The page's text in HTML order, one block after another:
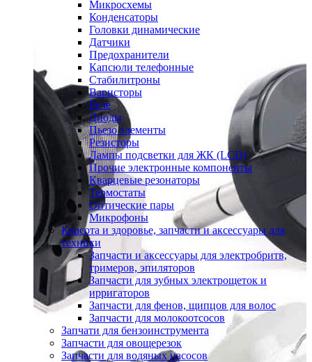
Микросхемы
Конденсаторы
Головки динамические
Датчики
Предохранители
Капсюли телефонные
Стабилитроны
Варисторы
Реле
Диоды
Пьезо элементы
Резисторы
Лампы подсветки для ЖК (LCD)
Прочие электронные компоненты
Кварцевые резонаторы
Термостаты
Оптические пары
Микрофоны
Красота и здоровье, запчасти и аксессуары для
техники
Запчасти и аксессуары для электробритв,
тримеров, эпиляторов
Запчасти для зубных электрощеток и
ирригаторов
Запчасти для фенов, щипцов для волос
Запчасти для молокоотсосов
Запчати для бензоинструмента
Запчасти для овощерезок
Запчасти для водяных насосов